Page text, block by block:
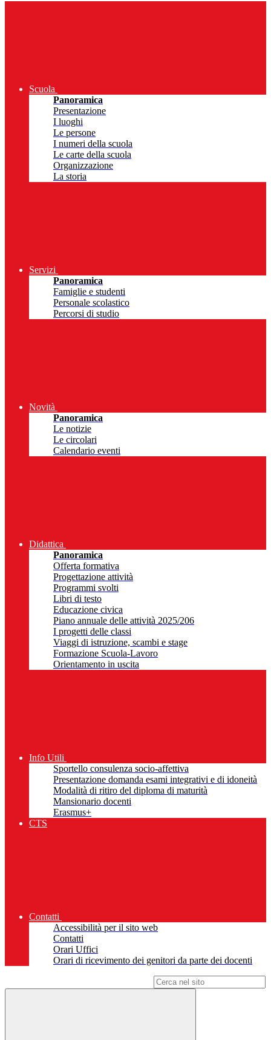
Scuola
Panoramica
Presentazione
I luoghi
Le persone
I numeri della scuola
Le carte della scuola
Organizzazione
La storia
Servizi
Panoramica
Famiglie e studenti
Personale scolastico
Percorsi di studio
Novità
Panoramica
Le notizie
Le circolari
Calendario eventi
Didattica
Panoramica
Offerta formativa
Progettazione attività
Programmi svolti
Libri di testo
Educazione civica
Piano annuale delle attività 2025/206
I progetti delle classi
Viaggi di istruzione, scambi e stage
Formazione Scuola-Lavoro
Orientamento in uscita
Info Utili
Sportello consulenza socio-affettiva
Presentazione domanda esami integrativi e di idoneità
Modalità di ritiro del diploma di maturità
Mansionario docenti
Erasmus+
CTS
Contatti
Accessibilità per il sito web
Contatti
Orari Uffici
Orari di ricevimento dei genitori da parte dei docenti